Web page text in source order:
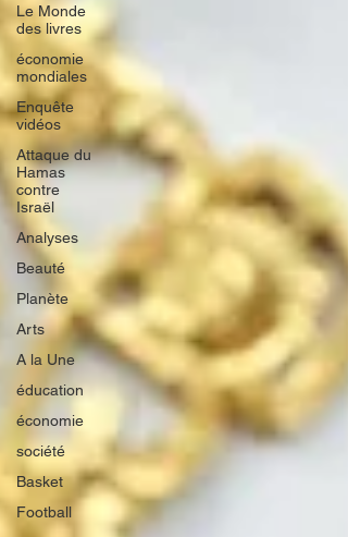
Le Monde
des livres
économie
mondiales
Enquête
vidéos
Attaque du
Hamas
contre
Israël
Analyses
Beauté
Planète
Arts
A la Une
éducation
économie
société
Basket
Football